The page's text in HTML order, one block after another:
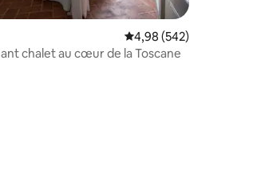
la base de 63 commentaires : 4,92 sur 5
Évaluation moyenne
4,98 (542)
chalet au cœur de la Toscane